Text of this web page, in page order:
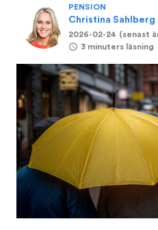
PENSION
Christina Sahlberg
2026-02-24 (senast
3 minuters läsning